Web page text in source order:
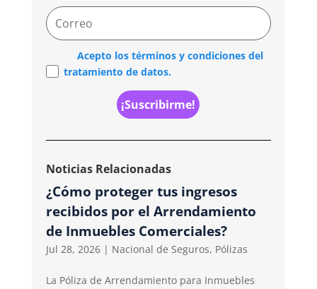
Acepto los términos y condiciones del
tratamiento de datos.
Noticias Relacionadas
¿Cómo proteger tus ingresos
recibidos por el Arrendamiento
de Inmuebles Comerciales?
Jul 28, 2026| Nacional de Seguros, Pólizas
La Póliza de Arrendamiento para Inmuebles